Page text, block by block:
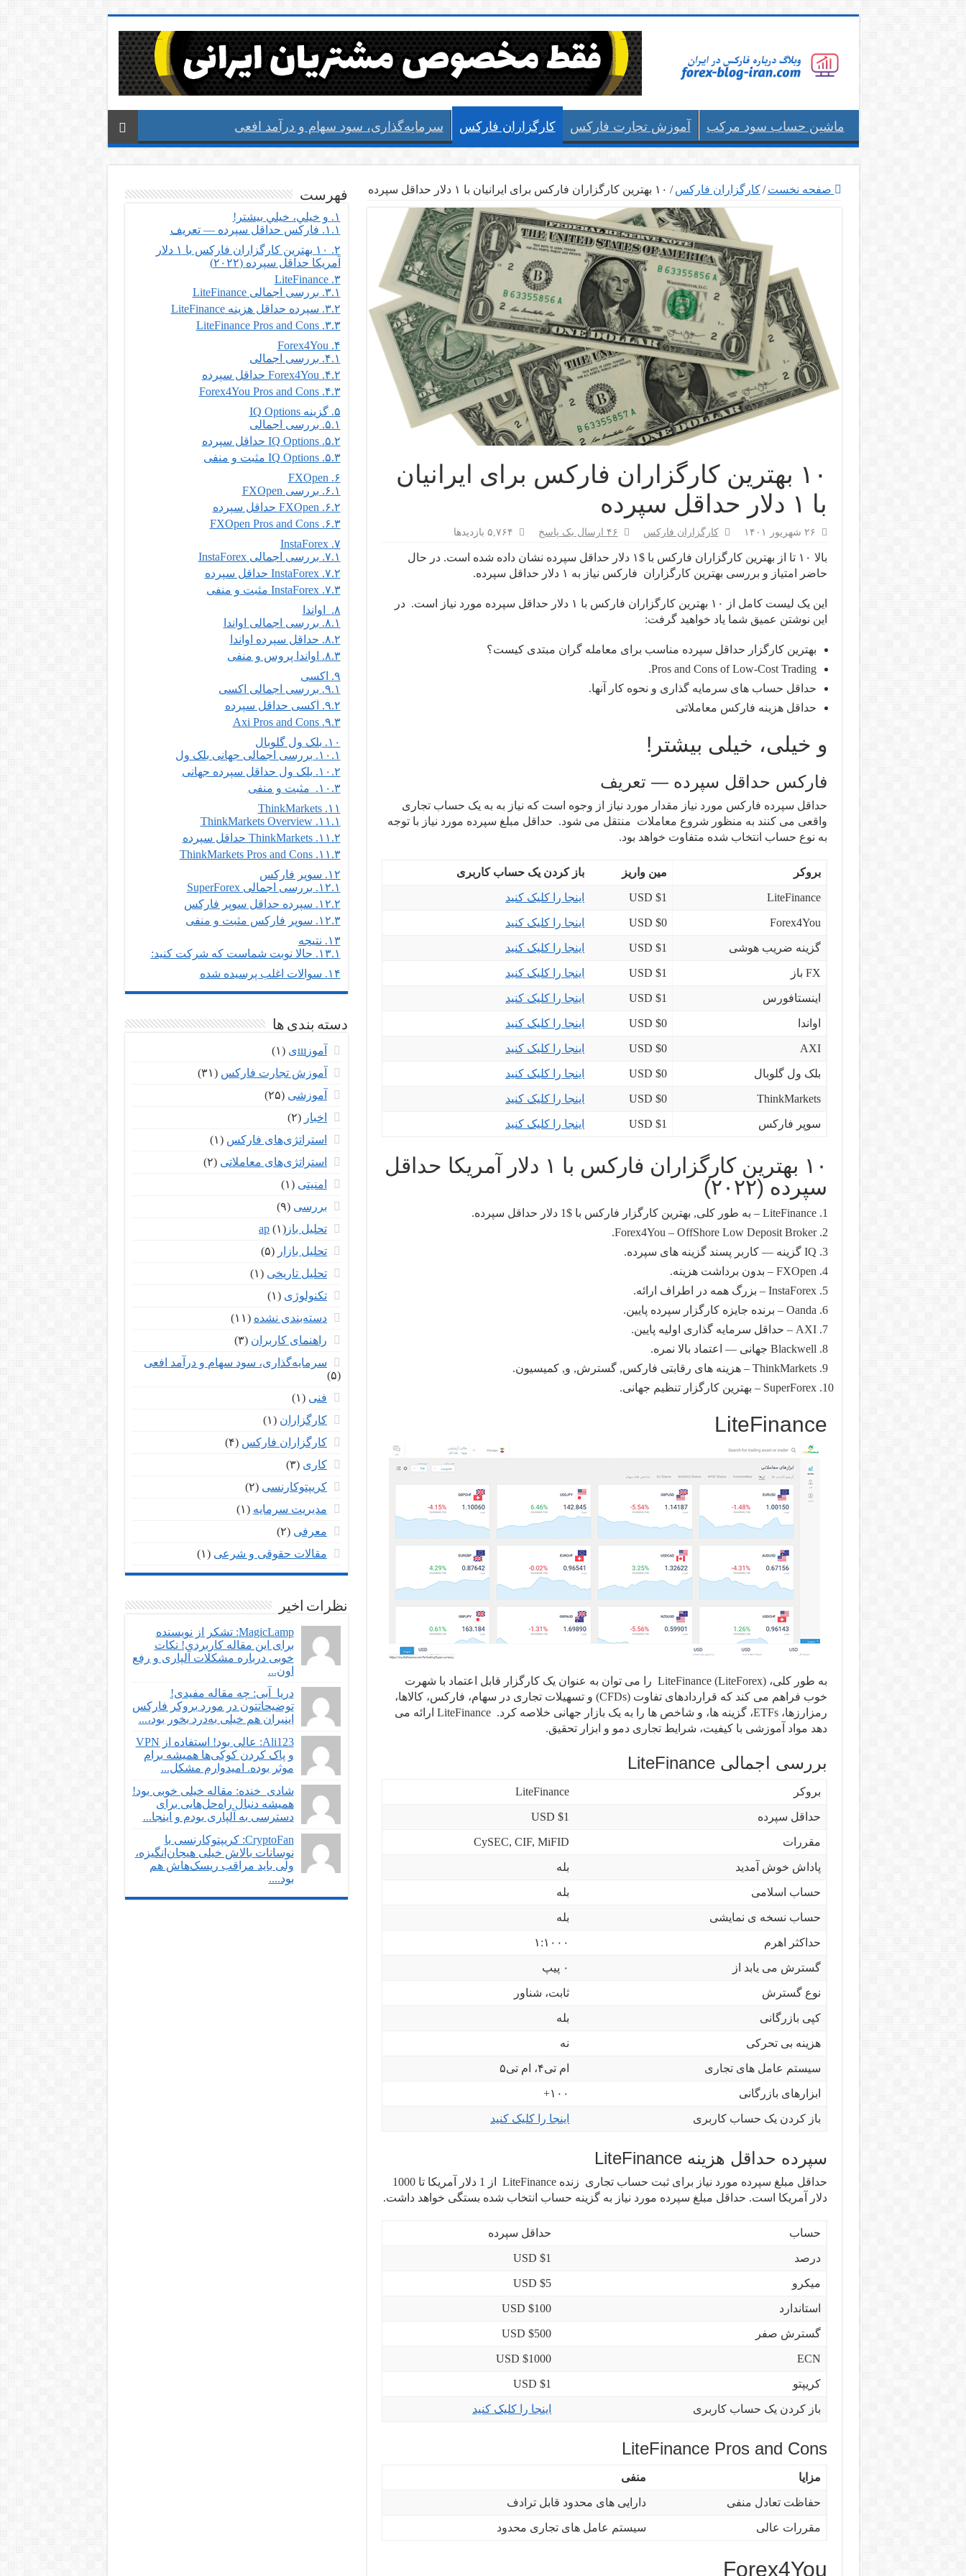
ماشین حساب سود مرکب آموزش تجارت فارکس کارگزاران فارکس سرمایه‌گذاری، سود سهام و درآمد افعی
صفحه نخست / کارگزاران فارکس / ۱۰ بهترین کارگزاران فارکس برای ایرانیان با ۱ دلار حداقل سپرده
۱۰ بهترین کارگزاران فارکس برای ایرانیان
با ۱ دلار حداقل سپرده
۲۶ شهریور ۱۴۰۱ کارگزاران فارکس ۴۶ ارسال یک پاسخ ۵,۷۶۴ بازدیدها
بالا ۱۰ تا از بهترین کارگزاران فارکس با $۱ دلار حداقل سپرده نشان داده شده است. در حال
حاضر امتیاز و بررسی بهترین کارگزاران فارکس نیاز به ۱ دلار حداقل سپرده.
این یک لیست کامل از ۱۰ بهترین کارگزاران فارکس با ۱ دلار حداقل سپرده مورد نیاز است. در
این نوشتن عمیق شما یاد خواهید گرفت:
بهترین کارگزار حداقل سپرده مناسب برای معامله گران مبتدی کیست؟
Pros and Cons of Low-Cost Trading.
حداقل حساب های سرمایه گذاری و نحوه کار آنها.
حداقل هزینه فارکس معاملاتی
و خیلی، خیلی بیشتر!
فارکس حداقل سپرده — تعریف
حداقل سپرده فارکس مورد نیاز مقدار مورد نیاز از وجوه است که نیاز به به یک حساب تجاری
واقعی می کنند به منظور شروع معاملات منتقل می شود. حداقل مبلغ سپرده مورد نیاز با توجه
به نوع حساب انتخاب شده متفاوت خواهد بود.
بروکر مین واریز باز کردن یک حساب کاربری
LiteFinance
$1 USD اینجا را کلیک کنید
Forex4You
$0 USD اینجا را کلیک کنید
گزینه ضریب هوشی $1 USD اینجا را کلیک کنید
FX باز $1 USD اینجا را کلیک کنید
اینستافورس $1 USD اینجا را کلیک کنید
اواندا $0 USD اینجا را کلیک کنید
AXI
$0 USD اینجا را کلیک کنید
بلک ول گلوبال $0 USD اینجا را کلیک کنید
ThinkMarkets
$0 USD اینجا را کلیک کنید
سوپر فارکس $1 USD اینجا را کلیک کنید
۱۰ بهترین کارگزاران فارکس با ۱ دلار آمریکا حداقل
سپرده (۲۰۲۲)
LiteFinance – به طور کلی, بهترین کارگزار فارکس با $1 دلار حداقل سپرده.
Forex4You – OffShore Low Deposit Broker.
IQ گزینه — کاربر پسند گزینه های سپرده.
FXOpen – بدون برداشت هزینه.
InstaForex – بزرگ همه در اطراف ارائه.
Oanda – برنده جایزه کارگزار سپرده پایین.
AXI – حداقل سرمایه گذاری اولیه پایین.
Blackwell جهانی — اعتماد بالا نمره.
ThinkMarkets – هزینه های رقابتی فارکس, گسترش, و, کمیسیون.
SuperForex – بهترین کارگزار تنظیم جهانی.
LiteFinance
به طور کلی، LiteFinance (LiteForex) را می توان به عنوان یک کارگزار قابل اعتماد با شهرت
خوب فراهم می کند که قراردادهای تفاوت (CFDs) و تسهیلات تجاری در سهام، فارکس، کالاها،
رمزارزها، ETFs، گزینه ها، و شاخص ها را به یک بازار جهانی خلاصه کرد. LiteFinance ارائه می
دهد مواد آموزشی با کیفیت، شرایط تجاری دمو و ابزار تحقیق.
بررسی اجمالی LiteFinance
بروکر LiteFinance
حداقل سپرده $1 USD
مقررات CySEC, CIF, MiFID
پاداش خوش آمدید بله
حساب اسلامی بله
حساب نسخه ی نمایشی بله
حداکثر اهرم ۱:۱۰۰۰
گسترش می یابد از ۰ پیپ
نوع گسترش ثابت، شناور
کپی بازرگانی بله
هزینه بی تحرکی نه
سیستم عامل های تجاری ام تی۴، ام تی۵
ابزارهای بازرگانی ۱۰۰+
باز کردن یک حساب کاربری اینجا را کلیک کنید
سپرده حداقل هزینه LiteFinance
حداقل مبلغ سپرده مورد نیاز برای ثبت حساب تجاری زنده LiteFinance از 1 دلار آمریکا تا 1000
دلار آمریکا است. حداقل مبلغ سپرده مورد نیاز به گزینه حساب انتخاب شده بستگی خواهد داشت.
حساب حداقل سپرده
درصد $1 USD
میکرو $5 USD
استاندارد $100 USD
گسترش صفر $500 USD
ECN
$1000 USD
کریپتو $1 USD
باز کردن یک حساب کاربری اینجا را کلیک کنید
LiteFinance Pros and Cons
مزایا منفی
حفاظت تعادل منفی دارایی های محدود قابل ترادف
مقررات عالی سیستم عامل های تجاری محدود
Forex4You
فهرست
۱.
و خيلي، خيلي بيشتر!
۱.۱.
فارکس حداقل سپرده — تعریف
۲.
۱۰ بهترین کارگزاران فارکس با ۱ دلار
آمریکا حداقل سپرده (۲۰۲۲)
۳. LiteFinance
۳.۱. بررسی اجمالی LiteFinance
۳.۲. سپرده حداقل هزینه LiteFinance
۳.۳. LiteFinance Pros and Cons
۴.
۴.۱. بررسی اجمالی
۴.۲.
۴.۳. Forex4You Pros and Cons
۵. گزینه IQ Options
۵.۱. بررسی اجمالی
۵.۲. IQ Options حداقل سپرده
۵.۳. IQ Options مثبت و منفی
۶.
۶.۱.
بررسی FXOpen
۶.۲.
۶.۳. FXOpen Pros and Cons
۷. InstaForex
۷.۱. بررسی اجمالی InstaForex
۷.۲. InstaForex حداقل سپرده
۷.۳. InstaForex مثبت و منفی
۸.
اواندا
۸.۱. بررسی اجمالی اواندا
۸.۲. حداقل سپرده اواندا
۸.۳.
اواندا پروس و منفی
۹.
اکسی
۹.۱. بررسی اجمالی اکسی
۹.۲.
آکسی حداقل سپرده
۹.۳. Axi Pros and Cons
۱۰.
بلک ول گلوبال
۱۰.۱.
بررسی اجمالی جهانی بلک ول
۱۰.۲.
بلک ول حداقل سپرده جهانی
۱۰.۳.
مثبت و منفی
۱۱. ThinkMarkets
۱۱.۱. ThinkMarkets Overview
۱۱.۲. ThinkMarkets حداقل سپرده
۱۱.۳. ThinkMarkets Pros and Cons
۱۲.
سوپر فارکس
۱۲.۱.
بررسی اجمالی SuperForex
۱۲.۲.
سپرده حداقل سوپر فارکس
۱۲.۳.
سوپر فارکس مثبت و منفی
۱۳.
نتیجه
۱۳.۱.
حالا نوبت شماست که شرکت کنید:
۱۴.
سوالات اغلب پرسیده شده
دسته بندی ها
آموزшی
(۱)
آموزش تجارت فارکس (۳۱)
آموزشی (۲۵)
اخبار (۲)
استراتژی‌های فارکس (۱)
استراتژی‌های معاملاتی (۲)
امنیتی (۱)
بررسی (۹)
تحلیل بازар (۱)
تحلیل بازار (۵)
تحلیل تاریخی (۱)
تکنولوژی (۱)
دسته‌بندی نشده (۱۱)
راهنمای کاربران (۳)
سرمایه‌گذاری، سود سهام و درآمد افعی
(۵)
فنی (۱)
کارگزاران (۱)
کارگزاران فارکس (۴)
کاری (۳)
کریپتوکارنسی (۲)
مدیریت سرمایه (۱)
معرفی (۲)
مقالات حقوقی و شرعی (۱)
نظرات اخیر
MagicLamp: تشکر از نویسنده
برای این مقاله کاربردی! نکات
خوبی درباره مشکلات آلپاری و رفع
اون...
دریا_آبی: چه مقاله مفیدی!
توضیحاتتون در مورد بروکر فارکس
اینیران هم خیلی به‌درد بخور بود،...
Ali123: عالی بود! استفاده از VPN
و پاک کردن کوکی‌ها همیشه برام
موثر بوده. امیدوارم مشکل...
شادی_خنده: مقاله خیلی خوبی بود!
همیشه دنبال راه‌حل‌هایی برای
دسترسی به آلپاری بودم و اینجا...
CryptoFan: کریپتوکارنسی با
نوسانات بالاش خیلی هیجان‌انگیزه،
ولی باید مراقب ریسک‌هاش هم
بود....